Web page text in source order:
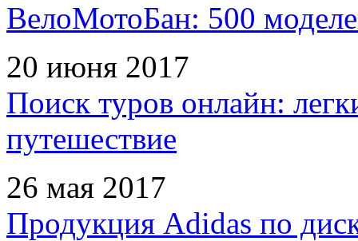
ВелоМотоБан: 500
20 июня 2017
Поиск туров онлайн:
путешествие
26 мая 2017
Продукция Adidas по